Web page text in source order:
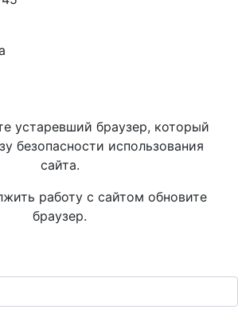
устаревший браузер, который
безопасности использования
сайта.
работу с сайтом обновите
браузер.